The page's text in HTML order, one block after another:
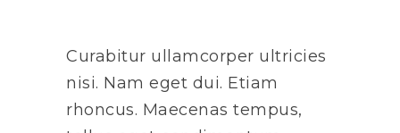
Curabitur ullamcorper ultricies
nisi. Nam eget dui. Etiam
rhoncus. Maecenas tempus,